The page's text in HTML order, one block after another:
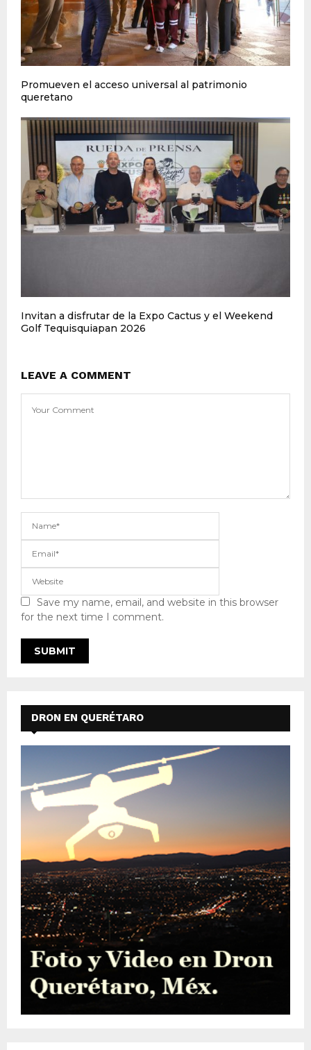
Promueven el acceso universal al patrimonio
queretano
Invitan a disfrutar de la Expo Cactus y el Weekend
Golf Tequisquiapan 2026
LEAVE A COMMENT
Save my name, email, and website in this browser
for the next time I comment.
DRON EN QUERÉTARO